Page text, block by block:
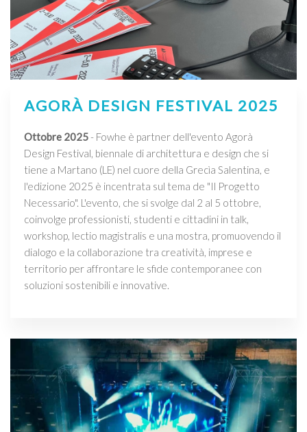
AGORÀ DESIGN FESTIVAL 2025
Ottobre 2025- Fowhe è partner dell'evento Agorà
Design Festival, biennale di architettura e design che si
tiene a Martano (LE) nel cuore della Grecìa Salentina, e
l'edizione 2025 è incentrata sul tema de "Il Progetto
Necessario". L'evento, che si svolge dal 2 al 5 ottobre,
coinvolge professionisti, studenti e cittadini in talk,
workshop, lectio magistralis e una mostra, promuovendo il
dialogo e la collaborazione tra creatività, imprese e
territorio per affrontare le sfide contemporanee con
soluzioni sostenibili e innovative.